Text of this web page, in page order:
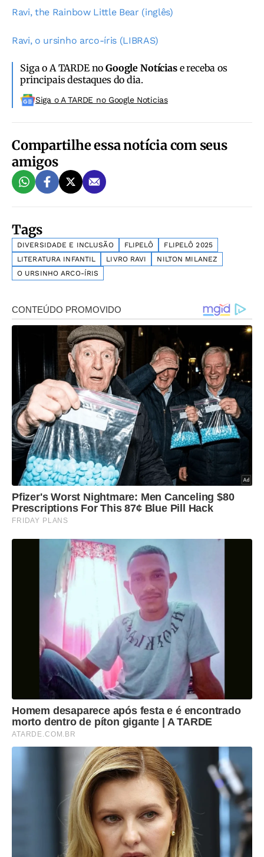
Ravi, the Rainbow Little Bear (inglês)
Ravi, o ursinho arco-íris (LIBRAS)
Siga o A TARDE noGoogle Notíciase receba os
principais destaques do dia.
Siga o A TARDE no Google Noticias
Compartilhe essa notícia com seus
amigos
Tags
DIVERSIDADE E INCLUSÃO FLIPELÔ
FLIPELÔ 2025
LITERATURA INFANTIL
LIVRO RAVI
NILTON MILANEZ
O URSINHO ARCO-ÍRIS